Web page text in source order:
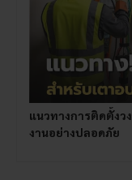
แนวทางการติดตั้งว
งานอย่างปลอดภัย